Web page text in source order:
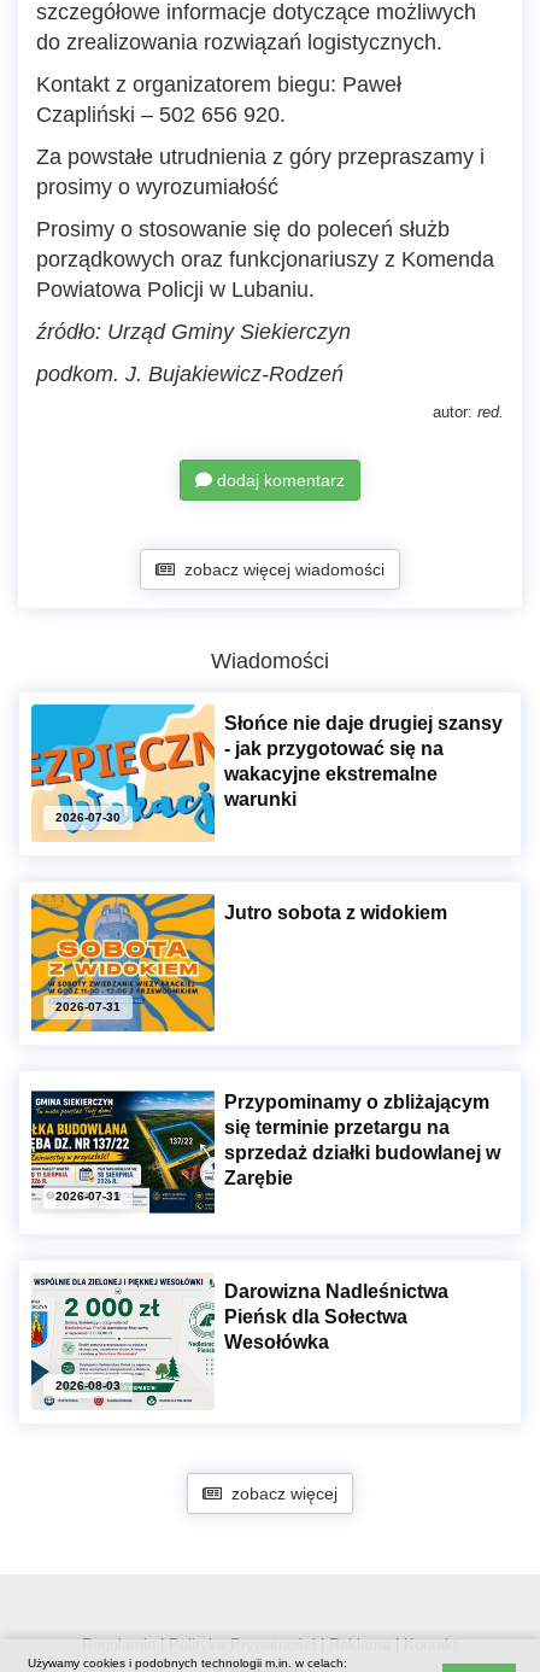
Używamy cookies i podobnych technologii m.in. w celach:
szczegółowe informacje dotyczące możliwych
do zrealizowania rozwiązań logistycznych.
Kontakt z organizatorem biegu: Paweł
Czapliński – 502 656 920.
Za powstałe utrudnienia z góry przepraszamy i
prosimy o wyrozumiałość
Prosimy o stosowanie się do poleceń służb
porządkowych oraz funkcjonariuszy z Komenda
Powiatowa Policji w Lubaniu.
źródło: Urząd Gminy Siekierczyn
podkom. J. Bujakiewicz-Rodzeń
autor: red.
dodaj komentarz
zobacz więcej wiadomości
Wiadomości
2026-07-30
Słońce nie daje drugiej szansy
- jak przygotować się na
wakacyjne ekstremalne
warunki
2026-07-31
Jutro sobota z widokiem
2026-07-31
Przypominamy o zbliżającym
się terminie przetargu na
sprzedaż działki budowlanej w
Zarębie
2026-08-03
Darowizna Nadleśnictwa
Pieńsk dla Sołectwa
Wesołówka
zobacz więcej
Regulamin | Polityka Prywatności | Reklama | Kontakt
© www.luban.ski